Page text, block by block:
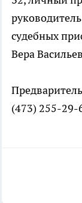
судебных
Вера
(473) 255-29-